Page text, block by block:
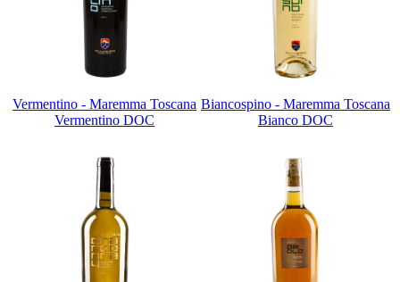
Vermentino - Maremma Toscana
Vermentino DOC
Biancospino - Maremma Toscana
Bianco DOC